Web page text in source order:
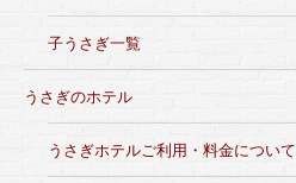
子うさぎ一覧
うさぎのホテル
うさぎホテルご利用・料金について